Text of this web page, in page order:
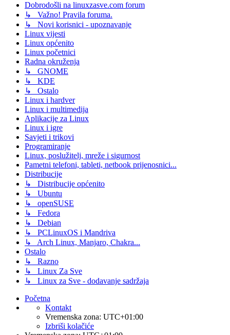
Dobrodošli na linuxzasve.com forum
↳ Važno! Pravila foruma.
↳ Novi korisnici - upoznavanje
Linux vijesti
Linux općenito
Linux početnici
Radna okruženja
↳ GNOME
↳ KDE
↳ Ostalo
Linux i hardver
Linux i multimedija
Aplikacije za Linux
Linux i igre
Savjeti i trikovi
Programiranje
Linux, poslužitelj, mreže i sigurnost
Pametni telefoni, tableti, netbook prijenosnici...
Distribucije
↳ Distribucije općenito
↳ Ubuntu
↳ openSUSE
↳ Fedora
↳ Debian
↳ PCLinuxOS i Mandriva
↳ Arch Linux, Manjaro, Chakra...
Ostalo
↳ Razno
↳ Linux Za Sve
↳ Linux za Sve - dodavanje sadržaja
Početna
Kontakt
Vremenska zona: UTC+01:00
Izbriši kolačiće